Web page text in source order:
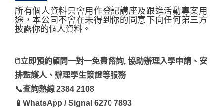
所有個人資料只會用作登記講座及跟進活動專案用
途，本公司不會在未得到你的同意下向任何第三方
披露你的個人資料。
🖱立即預約顧問一對一免費諮詢, 協助辦理入學申請、安
排監護人、辦理學生簽證等服務
📞查詢熱線 2384 2108
📱WhatsApp / Signal 6270 7893